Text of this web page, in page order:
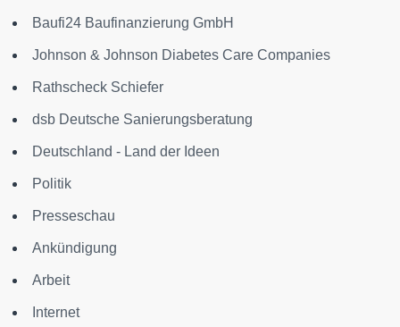
Baufi24 Baufinanzierung GmbH
Johnson & Johnson Diabetes Care Companies
Rathscheck Schiefer
dsb Deutsche Sanierungsberatung
Deutschland - Land der Ideen
Politik
Presseschau
Ankündigung
Arbeit
Internet